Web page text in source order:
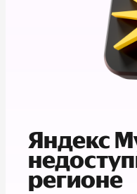
Яндекс
регионе